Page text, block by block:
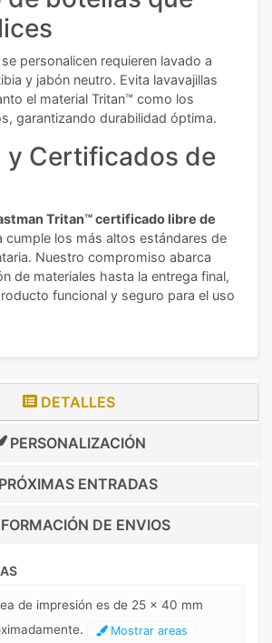
personalicen requieren lavado a
y jabón neutro. Evita lavavajillas
el material Tritan™ como los
garantizando durabilidad óptima.
y Certificados de
Tritan™ certificado libre de
cumple los más altos estándares de
Nuestro compromiso abarca
de materiales hasta la entrega final,
funcional y seguro para el uso
DETALLES
PERSONALIZACIÓN
PRÓXIMAS ENTRADAS
DE ENVIOS
de impresión es de 25 x 40 mm
Mostrar areas